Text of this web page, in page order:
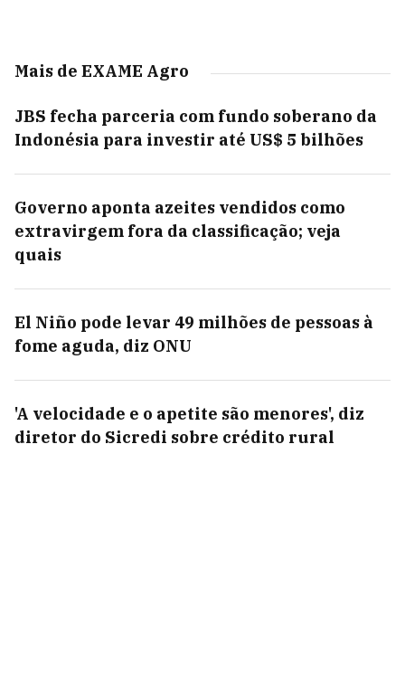
Mais de EXAME Agro
JBS fecha parceria com fundo soberano da
Indonésia para investir até US$ 5 bilhões
Governo aponta azeites vendidos como
extravirgem fora da classificação; veja
quais
El Niño pode levar 49 milhões de pessoas à
fome aguda, diz ONU
'A velocidade e o apetite são menores', diz
diretor do Sicredi sobre crédito rural